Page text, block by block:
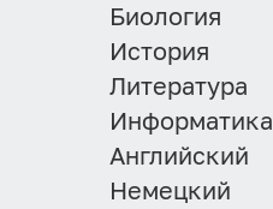
Биология
История
Литература
Информатика
Английский
Немецкий